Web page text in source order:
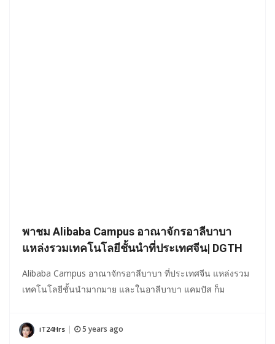
พาชม Alibaba Campus อาณาจักรอาลีบาบา
แหล่งรวมเทคโนโลยีชั้นนำที่ประเทศจีน| DGTH
Alibaba Campus อาณาจักรอาลีบาบา ที่ประเทศจีน แหล่งรวม
เทคโนโลยีชั้นนำมากมาย และในอาลีบาบา แคมปัส ก็ม
iT24Hrs 5 years ago